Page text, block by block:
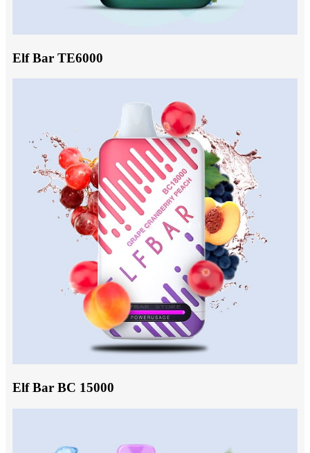
Elf Bar TE6000
Elf Bar BC 15000